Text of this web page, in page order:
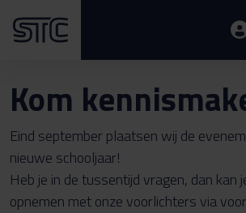
Kom
Eind september plaatsen wij de
nieuwe schooljaar!
Heb je in de tussentijd vragen, dan kan
opnemen met onze voorlichters via